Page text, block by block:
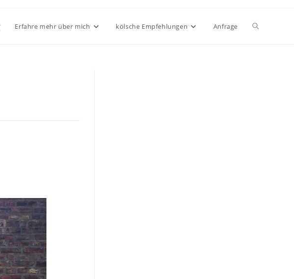
Erfahre mehr über mich kölsche Empfehlungen Anfrage Website-